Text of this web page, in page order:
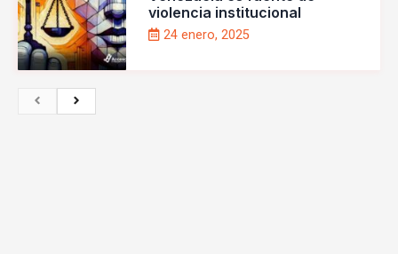
violencia institucional
24 enero, 2025